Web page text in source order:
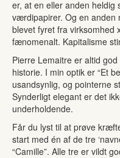
er, at en eller anden
værdipapirer. Og en anden
blevet fyret fra virksomhed
fænomenalt. Kapitalisme
Pierre Lemaitre er altid
historie. I min optik er “Et
usandsynlig, og pointerne
Synderligt elegant er det
underholdende.
Får du lyst til at prøve
start med én af de tre
“Camille”. Alle tre er vildt